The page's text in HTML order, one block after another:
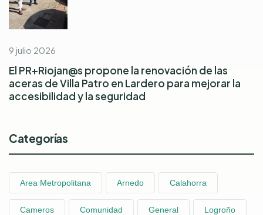
9 julio 2026
El PR+Riojan@s propone la renovación de las
aceras de Villa Patro en Lardero para mejorar la
accesibilidad y la seguridad
Categorías
Area Metropolitana Arnedo Calahorra
Cameros Comunidad General Logroño